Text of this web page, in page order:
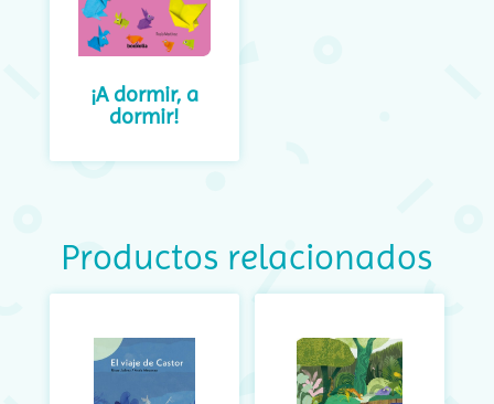
¡A dormir, a
dormir!
Productos relacionados